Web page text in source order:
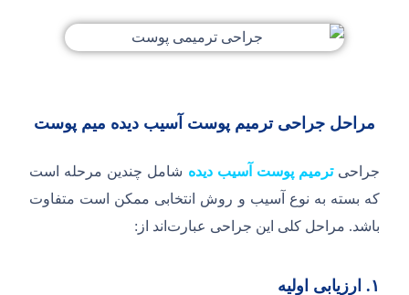
مراحل جراحی ترمیم پوست آسیب دیده میم پوست
جراحیترمیم پوست آسیب دیده شامل چندین مرحله است
که بسته به نوع آسیب و روش انتخابی ممکن است متفاوت
باشد. مراحل کلی این جراحی عبارت‌اند از:
۱. ارزیابی اولیه